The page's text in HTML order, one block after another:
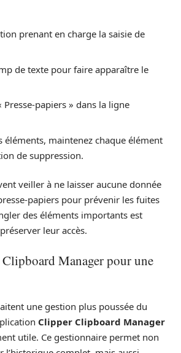
prenant en charge la saisie de
de texte pour faire apparaître le
Presse-papiers » dans la ligne
éléments, maintenez chaque élément
de suppression.
veiller à ne laisser aucune donnée
papiers pour prévenir les fuites
des éléments importants est
leur accès.
Manager pour une
une gestion plus poussée du
Clipper Clipboard Manager
utile. Ce gestionnaire permet non